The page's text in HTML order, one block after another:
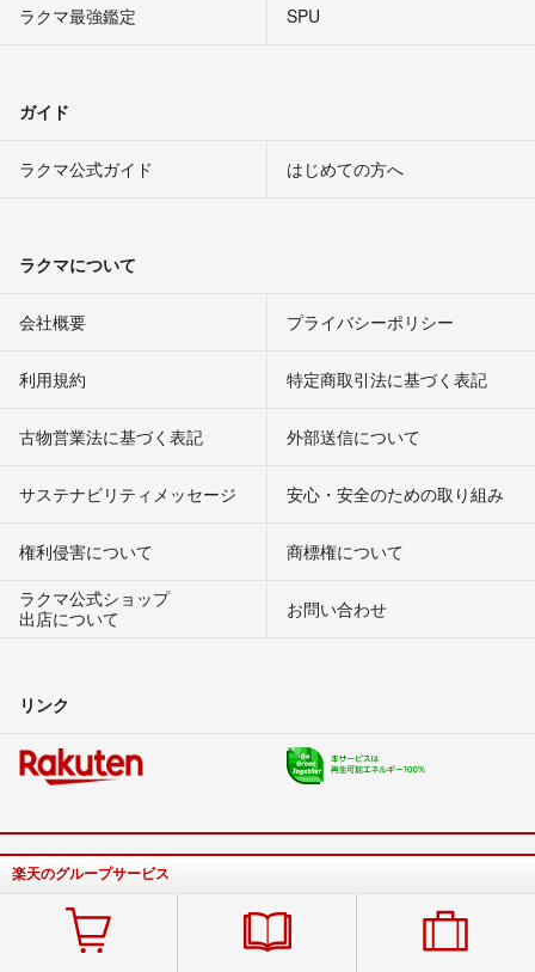
ラクマ最強鑑定
SPU
ガイド
ラクマ公式ガイド はじめての方へ
ラクマについて
会社概要 プライバシーポリシー
利用規約 特定商取引法に基づく表記
古物営業法に基づく表記 外部送信について
サステナビリティメッセージ 安心・安全のための取り組み
権利侵害について
商標権について
ラクマ公式ショップ
出店について
お問い合わせ
リンク
楽天のグループサービス